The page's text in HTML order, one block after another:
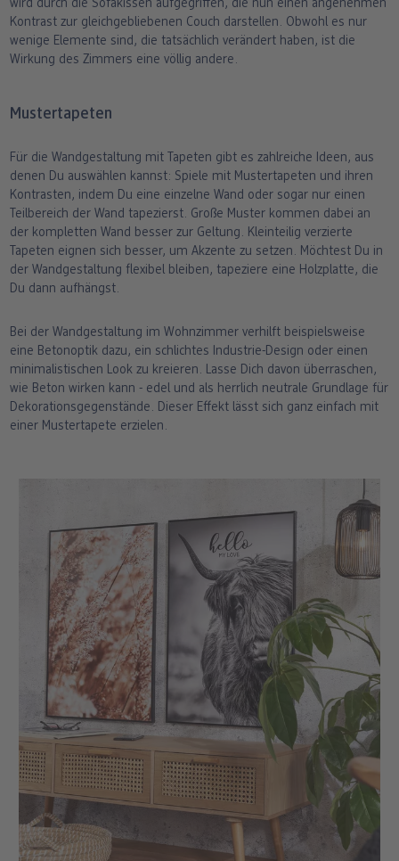
wird durch die Sofakissen aufgegriffen, die nun einen angenehmen
Kontrast zur gleichgebliebenen Couch darstellen. Obwohl es nur
wenige Elemente sind, die tatsächlich verändert haben, ist die
Wirkung des Zimmers eine völlig andere.
Mustertapeten
Für die Wandgestaltung mit Tapeten gibt es zahlreiche Ideen, aus
denen Du auswählen kannst: Spiele mit Mustertapeten und ihren
Kontrasten, indem Du eine einzelne Wand oder sogar nur einen
Teilbereich der Wand tapezierst. Große Muster kommen dabei an
der kompletten Wand besser zur Geltung. Kleinteilig verzierte
Tapeten eignen sich besser, um Akzente zu setzen. Möchtest Du in
der Wandgestaltung flexibel bleiben, tapeziere eine Holzplatte, die
Du dann aufhängst.
Bei der Wandgestaltung im Wohnzimmer verhilft beispielsweise
eine Betonoptik dazu, ein schlichtes Industrie-Design oder einen
minimalistischen Look zu kreieren. Lasse Dich davon überraschen,
wie Beton wirken kann - edel und als herrlich neutrale Grundlage für
Dekorationsgegenstände. Dieser Effekt lässt sich ganz einfach mit
einer Mustertapete erzielen.